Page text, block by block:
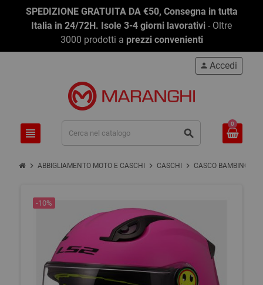
SPEDIZIONE GRATUITA DA €50, Consegna in tutta
Italia in 24/72H. Isole 3-4 giorni lavorativi - Oltre
3000 prodotti a prezzi convenienti
view_headline search
person Accedi
0
chevron_right ABBIGLIAMENTO MOTO E CASCHI chevron_right CASCHI chevron_right CASCO BAMBINO
-10%